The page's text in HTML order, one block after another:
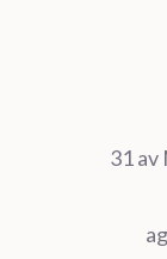
31